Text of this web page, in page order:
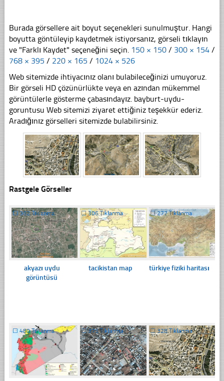
Burada görsellere ait boyut seçenekleri sunulmuştur. Hangi
boyutta göntüleyip kaydetmek istiyorsanız, görseli tıklayın
ve "Farklı Kaydet" seçeneğini seçin. 150 × 150 / 300 × 154 /
768 × 395 / 220 × 165 / 1024 × 526
Web sitemizde ihtiyacınız olanı bulabileceğinizi umuyoruz.
Bir görseli HD çözünürlükte veya en azından mükemmel
görüntülerle gösterme çabasındayız. bayburt-uydu-
goruntusu Web sitemizi ziyaret ettiğiniz teşekkür ederiz.
Aradığınız görselleri sitemizde bulabilirsiniz.
Rastgele Görseller
☐362 Tıklanma
akyazı uydu
görüntüsü
☐306 Tıklanma
tacikistan map
☐277 Tıklanma
türkiye fiziki haritası
☐480 Tıklanma ☐375 Tıklanma ☐328 Tıklanma